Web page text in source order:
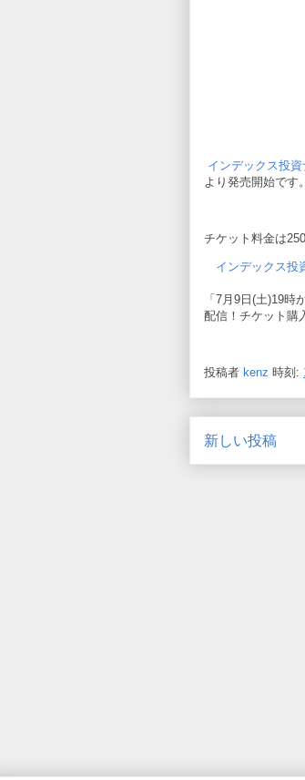
インデックス投
より発売開始です。
チケット料金は
インデックス
「7月9日(土)19
配信！チケット購
投稿者 kenz 時刻:
新しい投稿